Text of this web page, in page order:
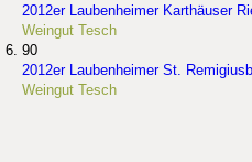
2012er Laubenheimer Karthäuser
Weingut Tesch
90
2012er Laubenheimer St.
Weingut Tesch